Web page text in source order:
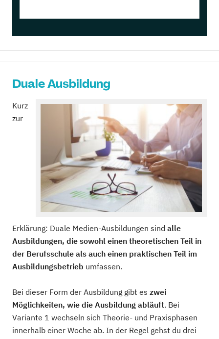
Duale Ausbildung
Kurz
zur
Erklärung: Duale Medien-Ausbildungen sind alle
Ausbildungen, die sowohl einen theoretischen Teil in
der Berufsschule als auch einen praktischen Teil im
Ausbildungsbetrieb umfassen.
Bei dieser Form der Ausbildung gibt es zwei
Möglichkeiten, wie die Ausbildung abläuft. Bei
Variante 1 wechseln sich Theorie- und Praxisphasen
innerhalb einer Woche ab. In der Regel gehst du drei